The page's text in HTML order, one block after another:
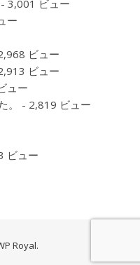
- 3,001 ビュー
ー
ビュー
ビュー
ュー
- 2,819 ビュー
ビュー
Royal.